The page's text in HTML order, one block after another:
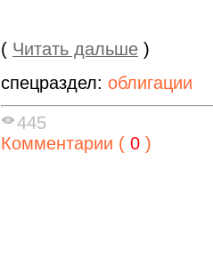
( Читать дальше )
спецраздел: облигации
445
Комментарии ( 0 )